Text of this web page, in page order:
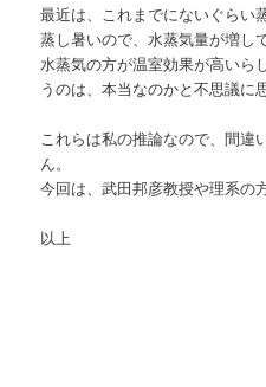
最近は、これまでにないぐらい
蒸し暑いので、水蒸気量が増し
水蒸気の方が温室効果が高いら
うのは、本当なのかと不思議に
これらは私の推論なので、間違
ん。
今回は、武田邦彦教授や理系の
以上